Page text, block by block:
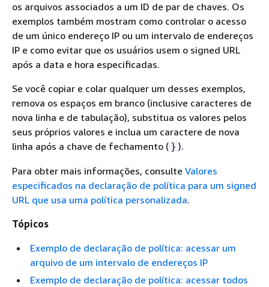
os arquivos associados a um ID de par de chaves. Os
exemplos também mostram como controlar o acesso
de um único endereço IP ou um intervalo de endereços
IP e como evitar que os usuários usem o signed URL
após a data e hora especificadas.
Se você copiar e colar qualquer um desses exemplos,
remova os espaços em branco (inclusive caracteres de
nova linha e de tabulação), substitua os valores pelos
seus próprios valores e inclua um caractere de nova
linha após a chave de fechamento ( } ).
Para obter mais informações, consulte Valores
especificados na declaração de política para um signed
URL que usa uma política personalizada.
Tópicos
Exemplo de declaração de política: acessar um
arquivo de um intervalo de endereços IP
Exemplo de declaração de política: acessar todos